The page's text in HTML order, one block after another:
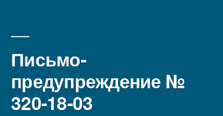
Письмо-
предупреждение №
320-18-03